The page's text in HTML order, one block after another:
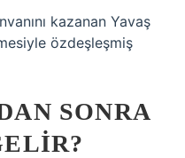
kazanan Yavaş
özdeşleşmiş
SONRA